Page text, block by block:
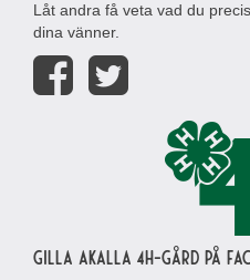
Låt andra få veta vad du
dina vänner.
Gilla Akalla 4H-gård på